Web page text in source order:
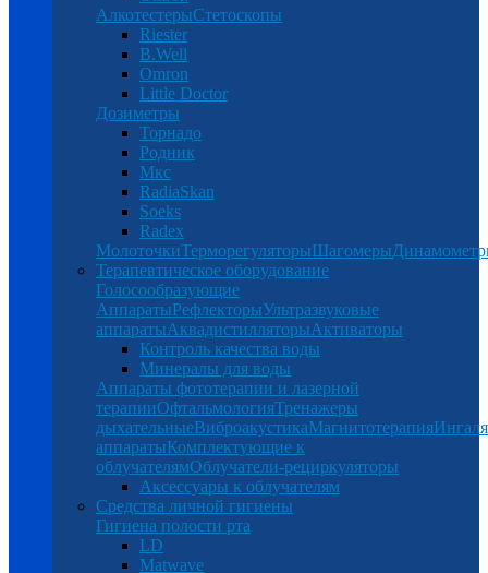
АлкотестерыСтетоскопы
Riester
B.Well
Omron
Little Doctor
Дозиметры
Торнадо
Родник
Мкс
RadiaSkan
Soeks
Radex
МолоточкиТерморегуляторыШагомеры
Терапевтическое оборудование
Голосообразующие
АппаратыРефлекторыУльтразвуковые
аппаратыАквадистилляторыАктиваторы
Контроль качества воды
Минералы для воды
Аппараты фототерапии и лазерной
терапииОфтальмологияТренажеры
дыхательныеВиброакустикаМагнитотерапия
аппаратыКомплектующие к
облучателямОблучатели-рециркуляторы
Аксессуары к облучателям
Средства личной гигиены
Гигиена полости рта
LD
Matwave